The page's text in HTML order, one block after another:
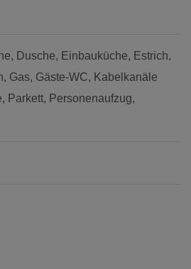
Dusche Einbauküche
Estrich
Gas Gäste-WC
Kabelkanäle
Parkett
Personenaufzug